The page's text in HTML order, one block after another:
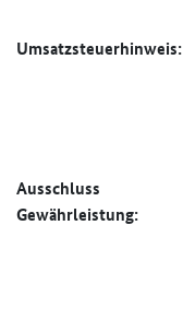
Umsatzsteuer­hinweis:
Ausschluss
Gewährleistung: